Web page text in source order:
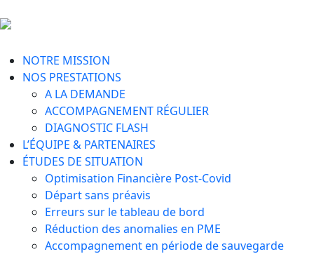
NOTRE MISSION
NOS PRESTATIONS
A LA DEMANDE
ACCOMPAGNEMENT RÉGULIER
DIAGNOSTIC FLASH
L’ÉQUIPE & PARTENAIRES
ÉTUDES DE SITUATION
Optimisation Financière Post-Covid
Départ sans préavis
Erreurs sur le tableau de bord
Réduction des anomalies en PME​
Accompagnement en période de sauvegarde